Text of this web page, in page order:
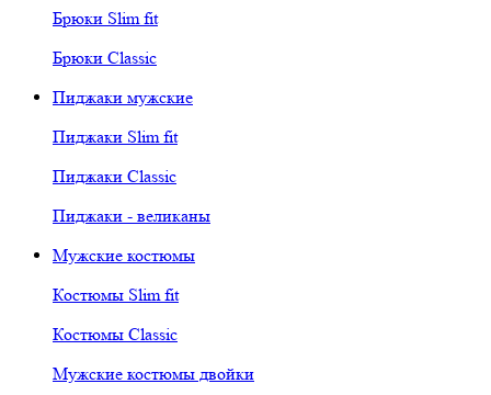
Брюки Slim fit
Брюки Classic
Пиджаки мужские
Пиджаки Slim fit
Пиджаки Classic
Пиджаки - великаны
Мужские костюмы
Костюмы Slim fit
Костюмы Classic
Мужские костюмы двойки